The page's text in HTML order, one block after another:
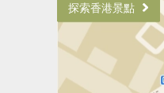
探索香港景點